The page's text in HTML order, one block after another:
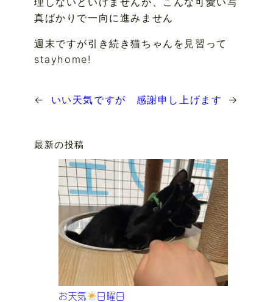
真ばかりで一向に進みません
週末ですが引き続き猫ちゃんを見習って
stayhome!
← いい天気ですが 感謝申し上げます →
最新の投稿
お天気 日曜日